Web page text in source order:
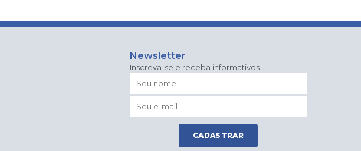
Newsletter
Inscreva-se e receba informativos
CADASTRAR